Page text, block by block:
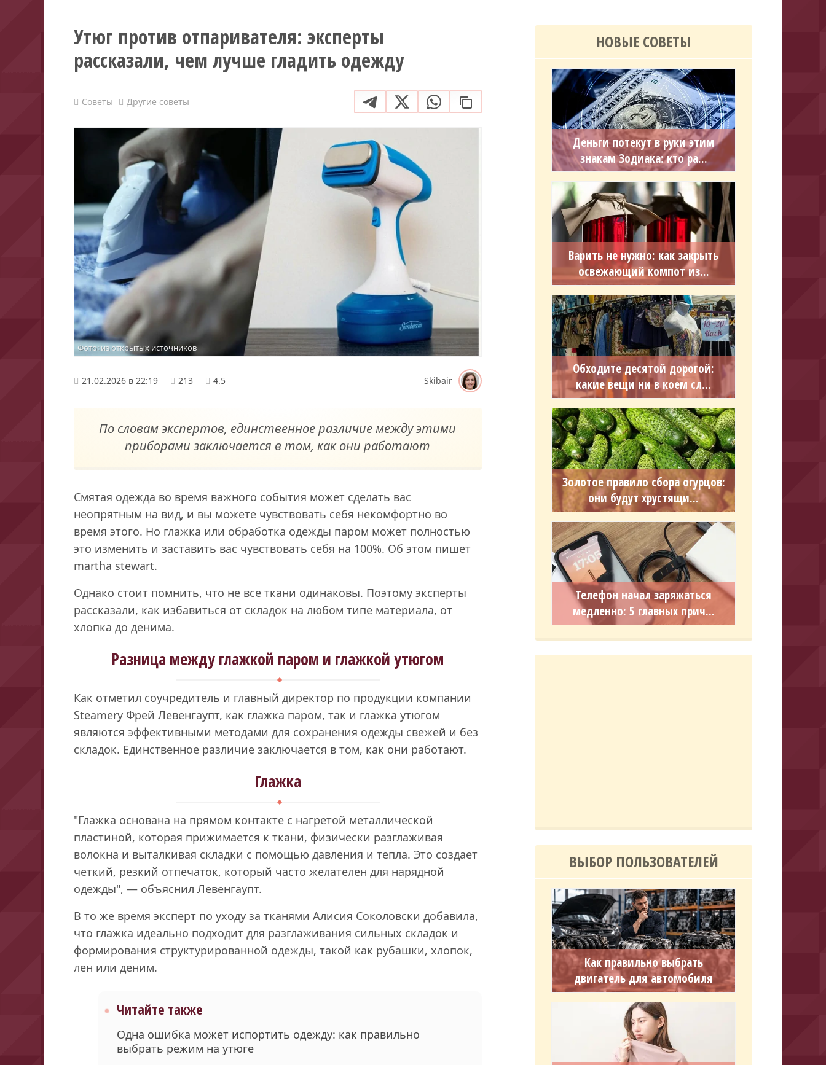
Утюг против отпаривателя: эксперты
рассказали, чем лучше гладить одежду
Советы Другие советы
Фото: из открытых источников
21.02.2026 в 22:19 213 4.5 Skibair
По словам экспертов, единственное различие между этими
приборами заключается в том, как они работают
Смятая одежда во время важного события может сделать вас
неопрятным на вид, и вы можете чувствовать себя некомфортно во
время этого. Но глажка или обработка одежды паром может полностью
это изменить и заставить вас чувствовать себя на 100%. Об этом пишет
martha stewart.
Однако стоит помнить, что не все ткани одинаковы. Поэтому эксперты
рассказали, как избавиться от складок на любом типе материала, от
хлопка до денима.
Разница между глажкой паром и глажкой утюгом
Как отметил соучредитель и главный директор по продукции компании
Steamery Фрей Левенгаупт, как глажка паром, так и глажка утюгом
являются эффективными методами для сохранения одежды свежей и без
складок. Единственное различие заключается в том, как они работают.
Глажка
"Глажка основана на прямом контакте с нагретой металлической
пластиной, которая прижимается к ткани, физически разглаживая
волокна и выталкивая складки с помощью давления и тепла. Это создает
четкий, резкий отпечаток, который часто желателен для нарядной
одежды", — объяснил Левенгаупт.
В то же время эксперт по уходу за тканями Алисия Соколовски добавила,
что глажка идеально подходит для разглаживания сильных складок и
формирования структурированной одежды, такой как рубашки, хлопок,
лен или деним.
Читайте также
Одна ошибка может испортить одежду: как правильно
выбрать режим на утюге
НОВЫЕ СОВЕТЫ
Деньги потекут в руки этим
знакам Зодиака: кто ра...
Варить не нужно: как закрыть
освежающий компот из...
Обходите десятой дорогой:
какие вещи ни в коем сл...
Золотое правило сбора огурцов:
они будут хрустящи...
Телефон начал заряжаться
медленно: 5 главных прич...
ВЫБОР ПОЛЬЗОВАТЕЛЕЙ
Как правильно выбрать
двигатель для автомобиля